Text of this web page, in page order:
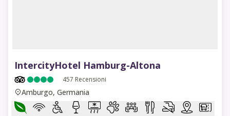
IntercityHotel Hamburg-Altona
457 Recensioni
Amburgo, Germania